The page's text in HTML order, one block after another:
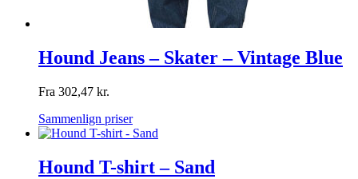
Hound Jeans – Skater – Vintage Blue
Fra 302,47 kr.
Sammenlign priser
Hound T-shirt – Sand